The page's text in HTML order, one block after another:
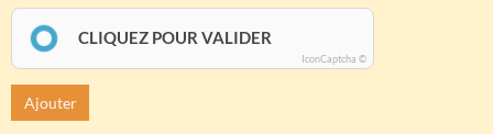
CLIQUEZ POUR VALIDER
IconCaptcha ©
Ajouter